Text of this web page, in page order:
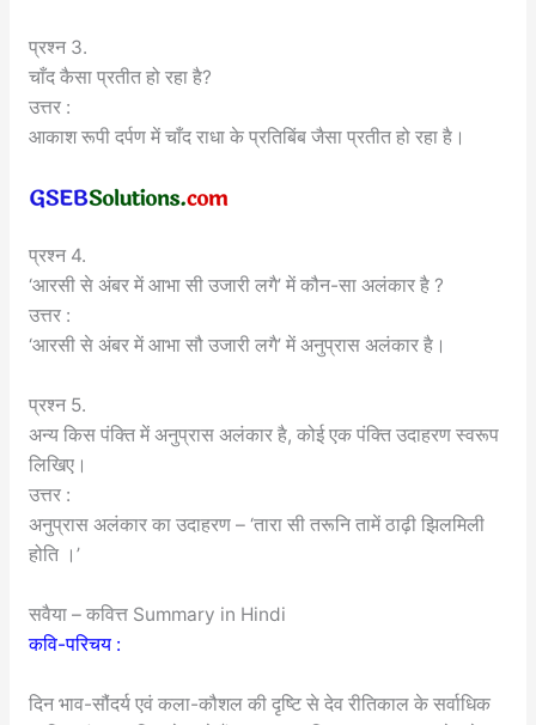
प्रश्न 3.
चाँद कैसा प्रतीत हो रहा है?
उत्तर :
आकाश रूपी दर्पण में चाँद राधा के प्रतिबिंब जैसा प्रतीत हो रहा है।
प्रश्न 4.
‘आरसी से अंबर में आभा सी उजारी लगै’ में कौन-सा अलंकार है ?
उत्तर :
‘आरसी से अंबर में आभा सौ उजारी लगै’ में अनुप्रास अलंकार है।
प्रश्न 5.
अन्य किस पंक्ति में अनुप्रास अलंकार है, कोई एक पंक्ति उदाहरण स्वरूप
लिखिए।
उत्तर :
अनुप्रास अलंकार का उदाहरण – ‘तारा सी तरूनि तामें ठाढ़ी झिलमिली
होति ।’
सवैया – कवित्त Summary in Hindi
कवि-परिचय :
दिन भाव-सौंदर्य एवं कला-कौशल की दृष्टि से देव रीतिकाल के सर्वाधिक